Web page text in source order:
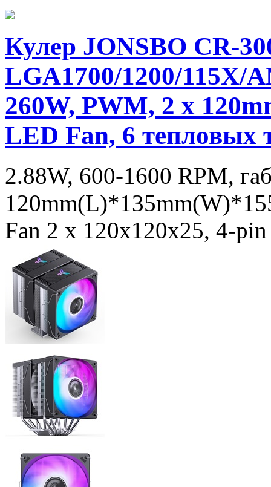
Кулер JONSBO CR-
LGA1700/1200/115X/
260W, PWM, 2 x
LED Fan, 6 тепловых
2.88W, 600-1600 RPM,
Fan 2 x 120x120x25, 4-